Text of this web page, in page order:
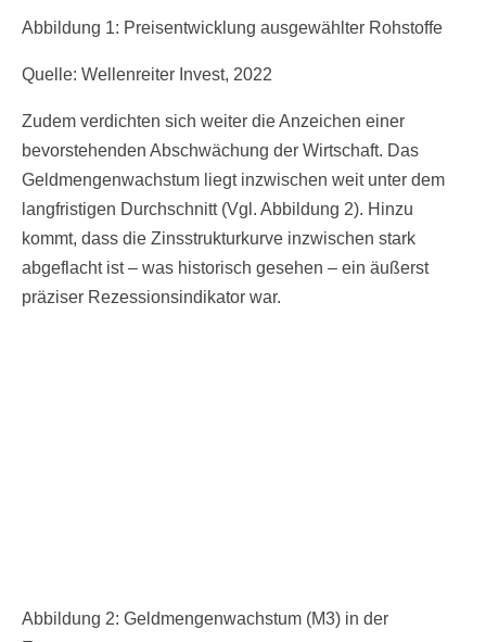
Abbildung 1: Preisentwicklung ausgewählter Rohstoffe
Quelle: Wellenreiter Invest, 2022
Zudem verdichten sich weiter die Anzeichen einer
bevorstehenden Abschwächung der Wirtschaft. Das
Geldmengenwachstum liegt inzwischen weit unter dem
langfristigen Durchschnitt (Vgl. Abbildung 2). Hinzu
kommt, dass die Zinsstrukturkurve inzwischen stark
abgeflacht ist – was historisch gesehen – ein äußerst
präziser Rezessionsindikator war.
Abbildung 2: Geldmengenwachstum (M3) in der